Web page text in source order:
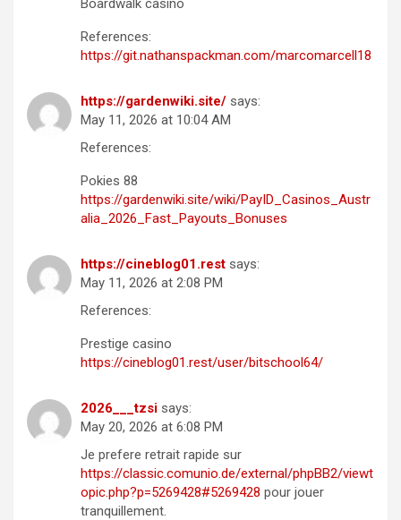
Boardwalk casino
References:
https://git.nathanspackman.com/marcomarcell18
https://gardenwiki.site/ says:
May 11, 2026 at 10:04 AM
References:
Pokies 88
https://gardenwiki.site/wiki/PayID_Casinos_Austr
alia_2026_Fast_Payouts_Bonuses
https://cineblog01.rest says:
May 11, 2026 at 2:08 PM
References:
Prestige casino
https://cineblog01.rest/user/bitschool64/
2026___tzsi says:
May 20, 2026 at 6:08 PM
Je prefere retrait rapide sur
https://classic.comunio.de/external/phpBB2/viewt
opic.php?p=5269428#5269428 pour jouer
tranquillement.